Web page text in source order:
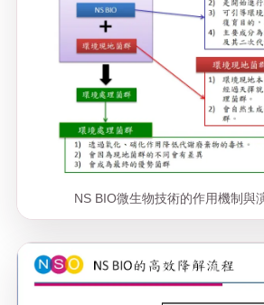
NS BIO微生物技術的作用機制與